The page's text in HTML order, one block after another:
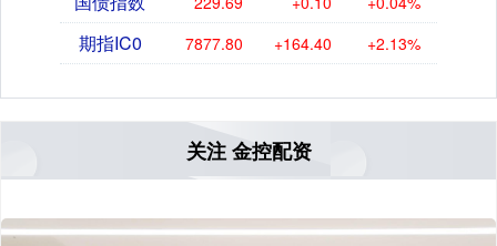
期指IC0 7877.80 +164.40 +2.13%
关注 金控配资